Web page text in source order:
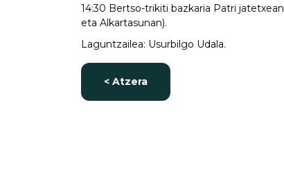
14:30 Bertso-trikiti bazkaria Patri
eta Alkartasunan).
Laguntzailea: Usurbilgo Udala.
< Atzera